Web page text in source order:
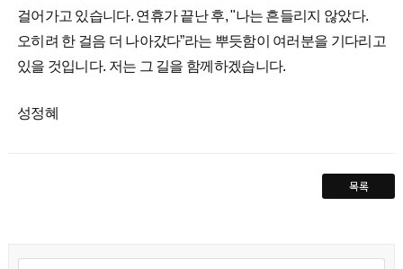
걸어가고 있습니다. 연휴가 끝난 후, "나는 흔들리지 않았다.
오히려 한 걸음 더 나아갔다”라는 뿌듯함이 여러분을 기다리고
있을 것입니다. 저는 그 길을 함께하겠습니다.
성정혜
목록